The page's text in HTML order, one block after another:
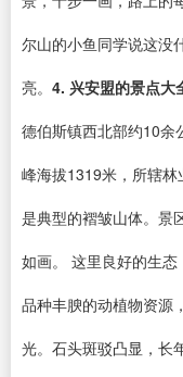
尔山的小鱼同学说这没
亮。 4. 兴安盟的景点大
德伯斯镇西北部约10余
峰海拔1319米，所辖林
是典型的褶皱山体。景
如画。 这里良好的生态
品种丰腴的动植物资源
光。石头斑驳凸显，长